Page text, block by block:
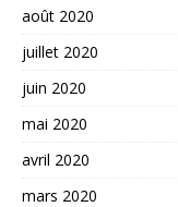
août 2020
juillet 2020
juin 2020
mai 2020
avril 2020
mars 2020